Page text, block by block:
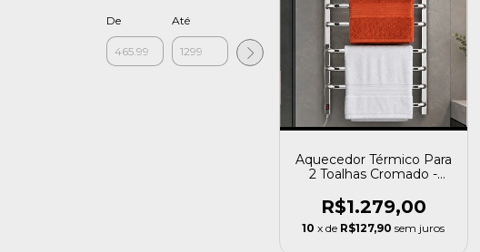
De Até
Aquecedor Térmico Para
2 Toalhas Cromado -
R$1.279,00
10 x de R$127,90 sem juros